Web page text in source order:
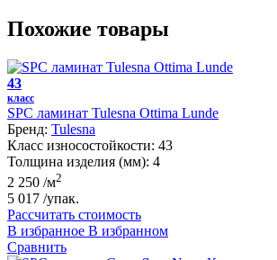
Похожие товары
43
класс
SPC ламинат Tulesna Ottima Lunde
Бренд: Tulesna
Класс износостойкости: 43
Толщина изделия (мм): 4
2 250 /м2
5 017 /упак.
Рассчитать стоимость
В избранное В избранном
Сравнить